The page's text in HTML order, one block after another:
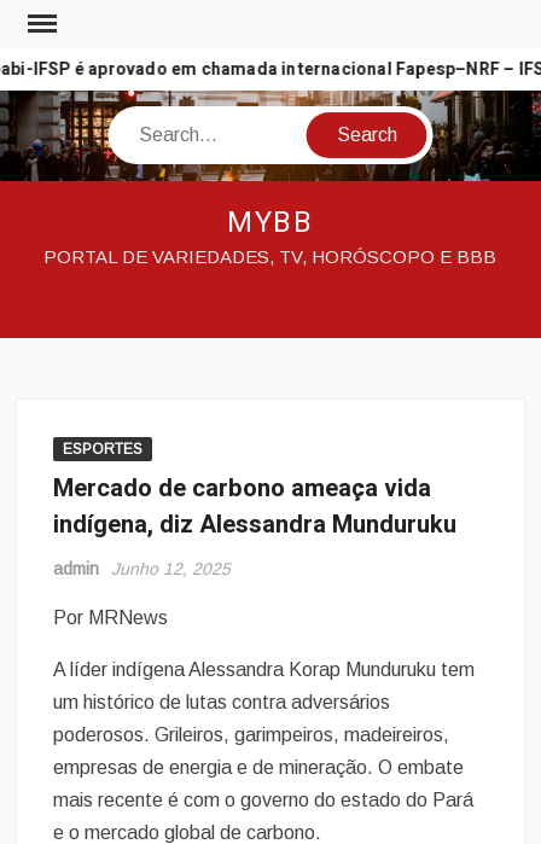
Skip
contenté aprovado em chamada internacional Fapesp–NRF – IFSP
Search
MYBB
PORTAL DE VARIEDADES, TV, HORÓSCOPO E BBB
ESPORTES
Mercado de carbono ameaça vida
indígena, diz Alessandra Munduruku
admin Junho 12, 2025
Por MRNews
A líder indígena Alessandra Korap Munduruku tem
um histórico de lutas contra adversários
poderosos. Grileiros, garimpeiros, madeireiros,
empresas de energia e de mineração. O embate
mais recente é com o governo do estado do Pará
e o mercado global de carbono.